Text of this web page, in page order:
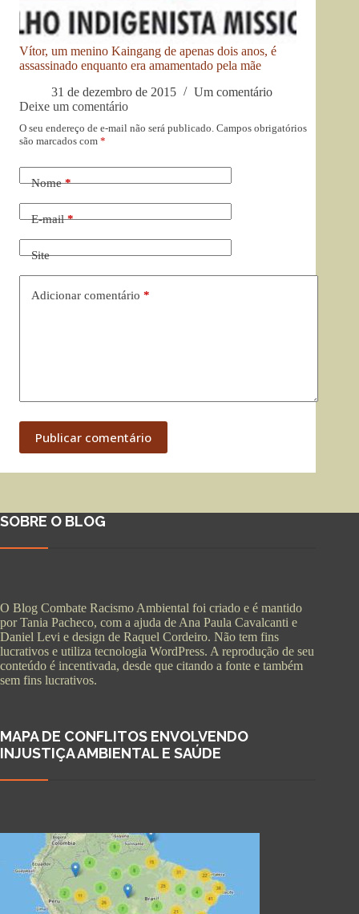
Vítor, um menino Kaingang de apenas dois anos, é
assassinado enquanto era amamentado pela mãe
31 de dezembro de 2015
Um comentário
Deixe um comentário
O seu endereço de e-mail não será publicado. Campos obrigatórios
são marcados com *
Nome*
E-mail*
Site
Adicionar comentário *
Publicar comentário
SOBRE O BLOG
O Blog Combate Racismo Ambiental foi criado e é mantido
por Tania Pacheco, com a ajuda de Ana Paula Cavalcanti e
Daniel Levi e design de Raquel Cordeiro. Não tem fins
lucrativos e utiliza tecnologia WordPress. A reprodução de seu
conteúdo é incentivada, desde que citando a fonte e também
sem fins lucrativos.
MAPA DE CONFLITOS ENVOLVENDO
INJUSTIÇA AMBIENTAL E SAÚDE